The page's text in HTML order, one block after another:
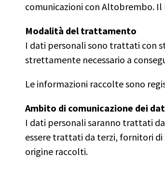
comunicazioni con Altobrembo.
Modalità del trattamento
I dati personali sono trattati con
strettamente necessario a
Le informazioni raccolte sono
Ambito di comunicazione dei
I dati personali saranno trattati
essere trattati da terzi, fornitori di
origine raccolti.